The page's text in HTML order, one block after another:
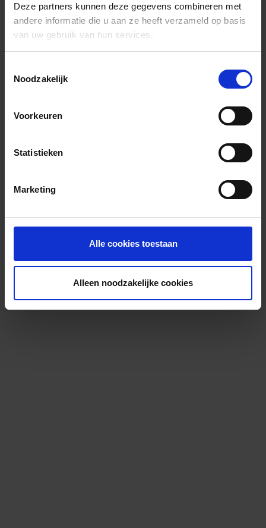
Deze partners kunnen deze gegevens combineren met
andere informatie die u aan ze heeft verzameld op basis
van uw gebruik van hun services.
Noodzakelijk
Voorkeuren
Statistieken
Marketing
Alle cookies toestaan
Alleen noodzakelijke cookies